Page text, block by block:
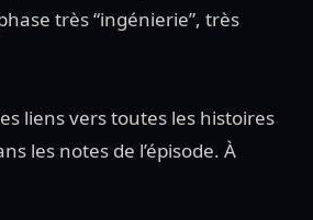
très “ingénierie”, très
liens vers toutes les histoires
les notes de l’épisode. À